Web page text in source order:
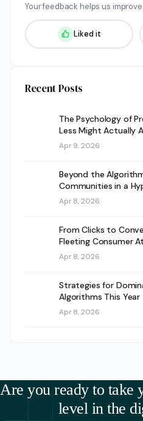
Your feedback helps us improve.
Liked it
Recent Posts
The Psychology of
Less Might Actually
Apr 9, 2026
Beyond the
Communities in a
Apr 8, 2026
From Clicks to
Fleeting Consumer
Apr 8, 2026
Strategies for
Algorithms This Year
Apr 8, 2026
Are you ready to take
level in the